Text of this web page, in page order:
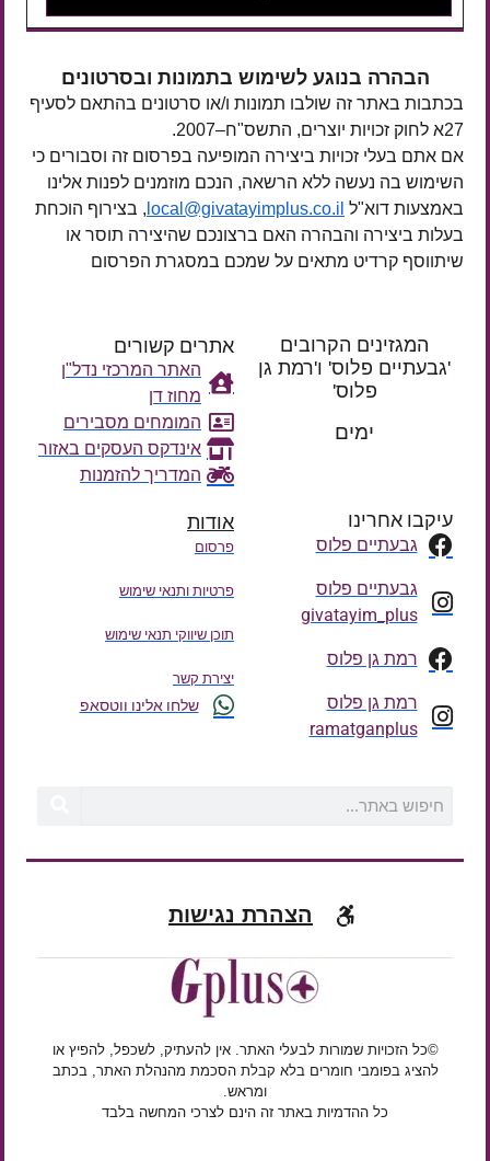
הבהרה בנוגע לשימוש בתמונות ובסרטונים
בכתבות באתר זה שולבו תמונות ו/או סרטונים בהתאם לסעיף
27א לחוק זכויות יוצרים, התשס"ח–2007.
אם אתם בעלי זכויות ביצירה המופיעה בפרסום זה וסבורים כי
השימוש בה נעשה ללא הרשאה, הנכם מוזמנים לפנות אלינו
באמצעות דוא"ל local@givatayimplus.co.il , בצירוף הוכחת
בעלות ביצירה והבהרה האם ברצונכם שהיצירה תוסר או
שיתווסף קרדיט מתאים על שמכם במסגרת הפרסום
המגזינים הקרובים
'גבעתיים פלוס' ו'רמת גן
פלוס'
ימים
אתרים קשורים
האתר המרכזי נדל"ן
מחוז דן
המומחים מסבירים
אינדקס העסקים באזור
המדריך להזמנות
עיקבו אחרינו
גבעתיים פלוס
גבעתיים פלוס
givatayim_plus
רמת גן פלוס
רמת גן פלוס
ramatganplus
אודות
פרסום
פרטיות ותנאי שימוש
תוכן שיווקי תנאי שימוש
יצירת קשר
שלחו אלינו ווטסאפ
הצהרת נגישות
©כל הזכויות שמורות לבעלי האתר. אין להעתיק, לשכפל, להפיץ או
להציג בפומבי חומרים בלא קבלת הסכמת מהנהלת האתר, בכתב
ומראש.
כל ההדמיות באתר זה הינם לצרכי המחשה בלבד